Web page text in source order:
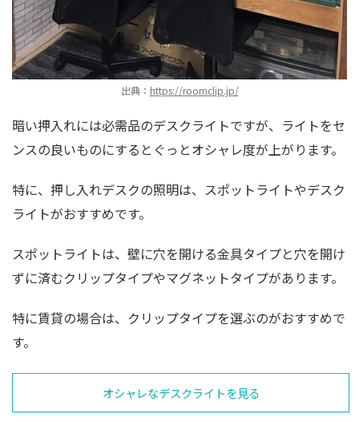
出典： https://roomclip.jp/
暗い押入れには必需品のデスクライトですが、ライトをセ
ンスの良いものにするとぐっとオシャレ度が上がります。
特に、押し入れデスクの照明は、スポットライトやデスク
ライトがおすすめです。
スポットライトは、壁に穴を開ける金具タイプと穴を開け
ずに済むクリップタイプやマグネットタイプがあります。
特に賃貸の場合は、クリップタイプを選ぶのがおすすめで
す。
オシャレなデスクライトを見る